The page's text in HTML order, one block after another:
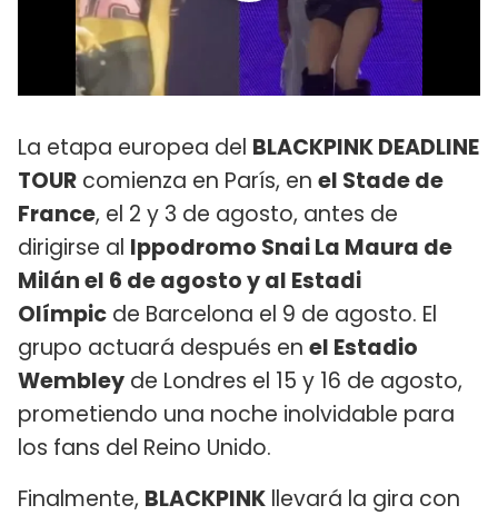
La etapa europea del BLACKPINK DEADLINE
TOUR comienza en París, en el Stade de
France, el 2 y 3 de agosto, antes de
dirigirse al Ippodromo Snai La Maura de
Milán el 6 de agosto yal Estadi
Olímpic de Barcelona el 9 de agosto. El
grupo actuará después en el Estadio
Wembley de Londres el 15 y 16 de agosto,
prometiendo una noche inolvidable para
los fans del Reino Unido.
Finalmente, BLACKPINK llevará la gira con